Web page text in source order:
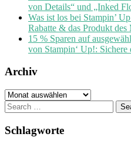
von Details“ und „Inked
Was ist los bei Stampin’
Rabatte & das Produkt des
15 % Sparen auf
von Stampin‘ Up!:
Archiv
Archiv
Search
for:
Schlagworte